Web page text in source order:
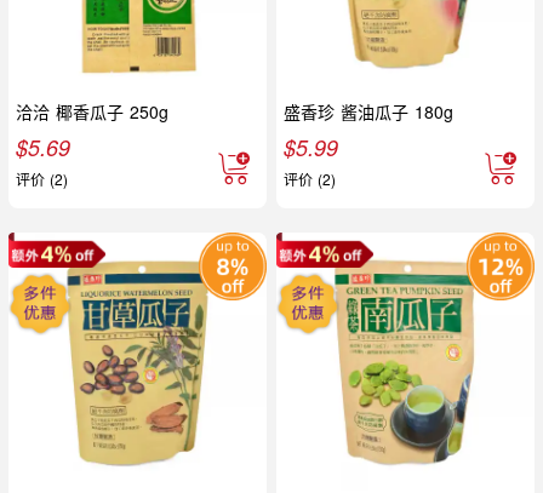
洽洽 椰香瓜子 250g
$5.69
评价 (2)
盛香珍 酱油瓜子 180g
$5.99
评价 (2)